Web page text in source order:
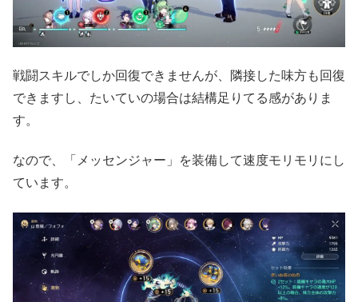
戦闘スキルでしか回復できませんが、隣接した味方も回復
できますし、たいていの場合は結構足りてる感がありま
す。
なので、「メッセンジャー」を装備して速度モリモリにし
ています。